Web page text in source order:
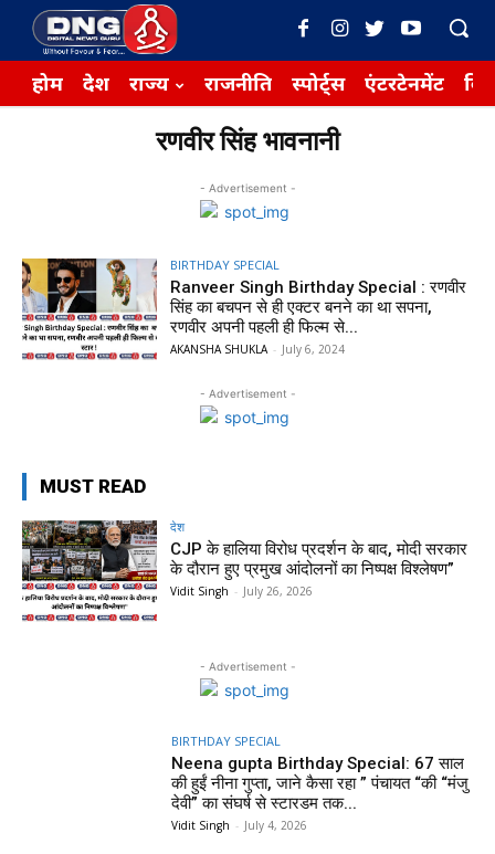
होम देश राज्य राजनीति स्पोर्ट्स एंटरटेनमेंट
रणवीर सिंह भावनानी
- Advertisement -
BIRTHDAY SPECIAL
Ranveer Singh Birthday Special : रणवीर
सिंह का बचपन से ही एक्टर बनने का था सपना,
रणवीर अपनी पहली ही फिल्म से...
AKANSHA SHUKLA - July 6, 2024
- Advertisement -
MUST READ
देश
CJP के हालिया विरोध प्रदर्शन के बाद, मोदी सरकार
के दौरान हुए प्रमुख आंदोलनों का निष्पक्ष विश्लेषण”
Vidit Singh - July 26, 2026
- Advertisement -
BIRTHDAY SPECIAL
Neena gupta Birthday Special: 67 साल
की हुईं नीना गुप्ता, जाने कैसा रहा ” पंचायत “की “मंजु
देवी” का संघर्ष से स्टारडम तक...
Vidit Singh - July 4, 2026